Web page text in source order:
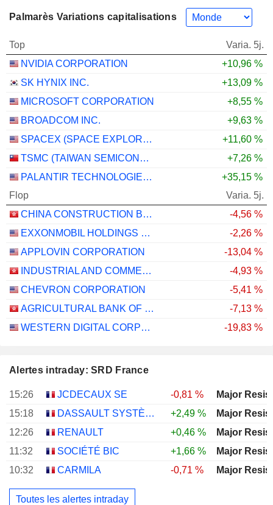
Palmarès Variations capitalisations
Top
Varia. 5j.
NVIDIA CORPORATION
+10,96 %
SK HYNIX INC.
+13,09 %
MICROSOFT CORPORATION
+8,55 %
BROADCOM INC.
+9,63 %
SPACEX (SPACE EXPLORATION TECHNOLOGIES)
+11,60 %
TSMC (TAIWAN SEMICONDUCTOR MANUFACTURING COMPANY)
+7,26 %
PALANTIR TECHNOLOGIES INC.
+35,15 %
Flop
Varia. 5j.
CHINA CONSTRUCTION BANK CORPORATION
-4,56 %
EXXONMOBIL HOLDINGS CORPORATION
-2,26 %
APPLOVIN CORPORATION
-13,04 %
INDUSTRIAL AND COMMERCIAL BANK OF CHINA LIMITED
-4,93 %
CHEVRON CORPORATION
-5,41 %
AGRICULTURAL BANK OF CHINA LIMITED
-7,13 %
WESTERN DIGITAL CORPORATION
-19,83 %
Alertes intraday: SRD France
15:26 JCDECAUX SE -0,81 %
Major
15:18
DASSAULT SYSTÈMES SE +2,49 %
Major
12:26
RENAULT +0,46 %
Major
11:32
SOCIÉTÉ BIC +1,66 %
Major
10:32
CARMILA -0,71 % Major
Toutes les alertes intraday